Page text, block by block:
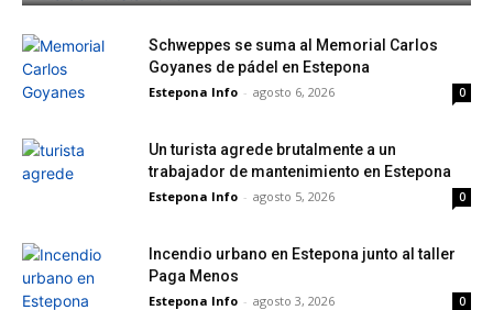
Schweppes se suma al Memorial Carlos
Goyanes de pádel en Estepona
Estepona Info - agosto 6, 2026 0
Un turista agrede brutalmente a un
trabajador de mantenimiento en Estepona
Estepona Info - agosto 5, 2026 0
Incendio urbano en Estepona junto al taller
Paga Menos
Estepona Info - agosto 3, 2026 0